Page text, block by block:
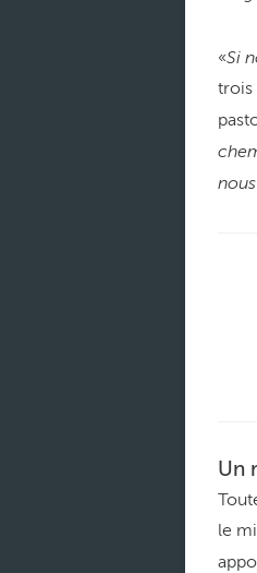
«Si
trois
Un
le